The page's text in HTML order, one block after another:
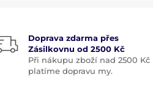
Doprava zdarma přes
Zásilkovnu od 2500 Kč
Při nákupu zboží nad 2500 Kč
platíme dopravu my.